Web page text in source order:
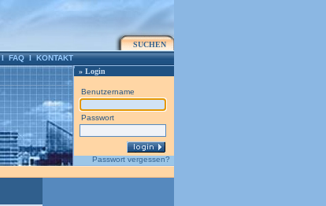
SUCHEN
l FAQ l KONTAKT
» Login
Benutzername
Passwort
Passwort vergessen?